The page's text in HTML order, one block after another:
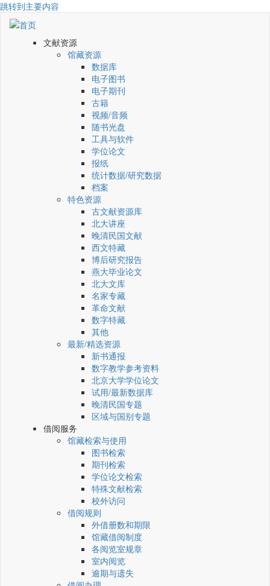
跳转到主要内容
文献资源
馆藏资源
数据库
电子图书
电子期刊
古籍
视频/音频
随书光盘
工具与软件
学位论文
报纸
统计数据/研究数据
档案
特色资源
古文献资源库
北大讲座
晚清民国文献
西文特藏
博后研究报告
燕大毕业论文
北大文库
名家专藏
革命文献
数字特藏
其他
最新/精选资源
新书通报
数字教学参考资料
北京大学学位论文
试用/最新数据库
晚清民国专题
区域与国别专题
借阅服务
馆藏检索与使用
图书检索
期刊检索
学位论文检索
特殊文献检索
校外访问
借阅规则
外借册数和期限
馆藏借阅制度
各阅览室规章
室内阅览
逾期与遗失